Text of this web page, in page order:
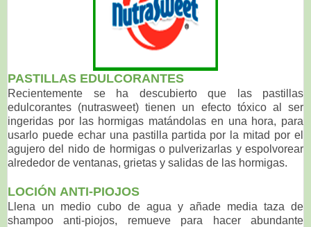
PASTILLAS EDULCORANTES
Recientemente se ha descubierto que las pastillas
edulcorantes (nutrasweet) tienen un efecto tóxico al ser
ingeridas por las hormigas matándolas en una hora, para
usarlo puede echar una pastilla partida por la mitad por el
agujero del nido de hormigas o pulverizarlas y espolvorear
alrededor de ventanas, grietas y salidas de las hormigas.
LOCIÓN ANTI-PIOJOS
Llena un medio cubo de agua y añade media taza de
shampoo anti-piojos, remueve para hacer abundante